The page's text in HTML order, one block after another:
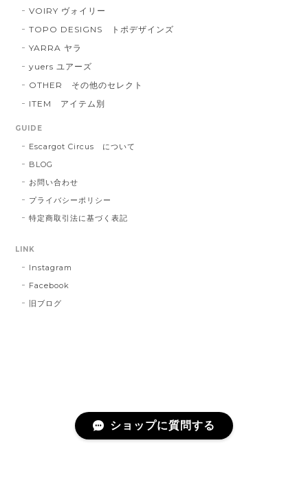
VOIRY ヴォイリー
TOPO DESIGNS トポデザインズ
YARRA ヤラ
yuers ユアーズ
OTHER その他のセレクト
ITEM アイテム別
GUIDE
Escargot Circus について
BLOG
お問い合わせ
プライバシーポリシー
特定商取引法に基づく表記
LINK
Instagram
Facebook
旧ブログ
ショップに質問する